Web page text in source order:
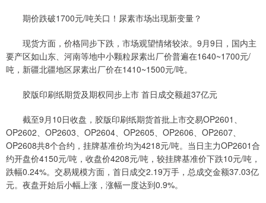
期价跌破1700元/吨关口！尿素市场出现新变量？
现货方面，价格同步下跌，市场观望情绪较浓。9月9日，国内主
要产区如山东、河南等地中小颗粒尿素出厂价普遍在1640~1700元/
吨，新疆北疆地区尿素出厂价在1410~1500元/吨。
胶版印刷纸期货及期权同步上市 首日成交额超37亿元
截至9月10日收盘，胶版印刷纸期货首批上市交易OP2601、
OP2602、OP2603、OP2604、OP2605、OP2606、OP2607、
OP2608共8个合约，挂牌基准价均为4218元/吨。当日主力OP2601合
约开盘价4150元/吨，收盘价4208元/吨，较挂牌基准价下跌10元/吨，
跌幅0.24%。交易规模方面，首日成交2.19万手，总成交金额37.03亿
元。夜盘开始后小幅上涨，涨幅一度达到0.9%。